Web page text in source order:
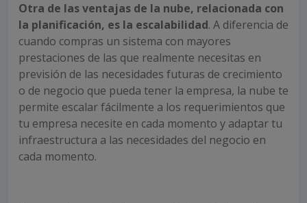
Otra de las ventajas de la nube, relacionada con
la planificación, es la escalabilidad. A diferencia de
cuando compras un sistema con mayores
prestaciones de las que realmente necesitas en
previsión de las necesidades futuras de crecimiento
o de negocio que pueda tener la empresa, la nube te
permite escalar fácilmente a los requerimientos que
tu empresa necesite en cada momento y adaptar tu
infraestructura a las necesidades del negocio en
cada momento.